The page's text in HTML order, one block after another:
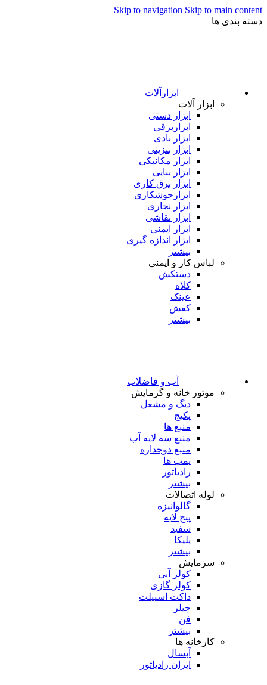
Skip to navigation Skip to main content
دسته بندی ها
ابزارآلات
ابزار آلات
ابزار دستی
ابزاربرقی
ابزار بادی
ابزار بنزینی
ابزار مکانیکی
ابزار بنایی
ابزار برق کاری
ابزارجوشکاری
ابزار نجاری
ابزار نقاشی
ابزار ایمنی
ابزار اندازه گیری
بیشتر
لباس کار و ایمنی
دستکش
کلاه
عینک
کفش
بیشتر
آب و فاضلاب
موتور خانه و گرمایش
دیگ و مشعل
پکیج
منبع ها
منبع سه لایه آب
منبع دوجداره
پمپ ها
رادیاتور
بیشتر
لوله اتصالات
گالوانیزه
پنج لایه
سفید
پلیکا
بیشتر
سرمایش
کولر آبی
کولر گازی
داکت اسپیلت
چیلر
فن
بیشتر
کارخانه ها
آبسال
ایران رادیاتور